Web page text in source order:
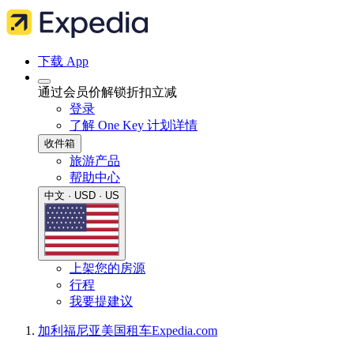
下载 App
通过会员价解锁折扣立减
登录
了解 One Key 计划详情
收件箱
旅游产品
帮助中心
中文 · USD · US
上架您的房源
行程
我要提建议
加利福尼亚美国租车Expedia.com